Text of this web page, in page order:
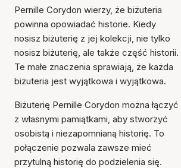
Pernille Corydon wierzy, że biżuteria
powinna opowiadać historie. Kiedy
nosisz biżuterię z jej kolekcji, nie tylko
nosisz biżuterię, ale także część historii.
Te małe znaczenia sprawiają, że każda
biżuteria jest wyjątkowa i wyjątkowa.
Biżuterię Pernille Corydon można łączyć
z własnymi pamiątkami, aby stworzyć
osobistą i niezapomnianą historię. To
połączenie pozwala zawsze mieć
przytulną historię do podzielenia się.